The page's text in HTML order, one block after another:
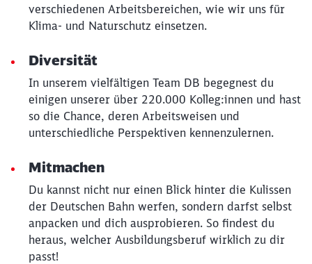
verschiedenen Arbeitsbereichen, wie wir uns für
Klima- und Naturschutz einsetzen.
Diversität
In unserem vielfältigen Team DB begegnest du
einigen unserer über 220.000 Kolleg:innen und hast
so die Chance, deren Arbeitsweisen und
unterschiedliche Perspektiven kennenzulernen.
Mitmachen
Du kannst nicht nur einen Blick hinter die Kulissen
der Deutschen Bahn werfen, sondern darfst selbst
anpacken und dich ausprobieren. So findest du
heraus, welcher Ausbildungsberuf wirklich zu dir
passt!